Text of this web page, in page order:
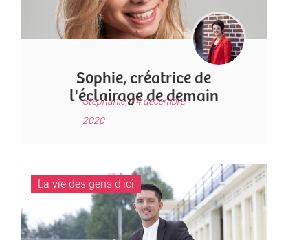
Stéphanie, 14 décembre
2020
Sophie, créatrice de
l'éclairage de demain
La vie des gens d'ici